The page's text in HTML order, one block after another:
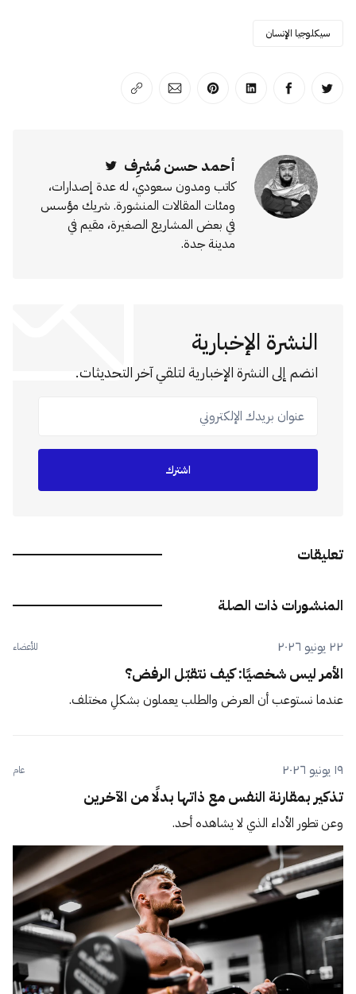
سيكلوجيا الإنسان
انشر على تويترانشر على الفيسبوك
انشر على لينكد إن
انشر على بينترست
انشر على الإيميل
انسخ الرابط
أحمد حسن مُشرِف
كاتب ومدون سعودي، له عدة إصدارات،
ومئات المقالات المنشورة. شريك مؤسس
في بعض المشاريع الصغيرة، مقيم في
مدينة جدة.
النشرة الإخبارية
انضم إلى النشرة الإخبارية لتلقي آخر التحديثات.
عنوان بريدك الإلكتروني
اشترك
تعليقات
المنشورات ذات الصلة
٢٢ يونيو ٢٠٢٦ للأعضاء
الأمر ليس شخصيًا: كيف نتقبّل الرفض؟
عندما نستوعب أن العرض والطلب يعملون بشكلٍ مختلف.
١٩ يونيو ٢٠٢٦ عام
تذكير بمقارنة النفس مع ذاتها بدلًا من الآخرين
وعن تطور الأداء الذي لا يشاهده أحد.